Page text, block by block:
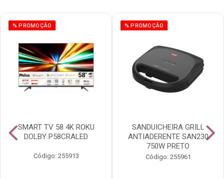
% PROMOÇÃO
SMART TV 58 4K ROKU
DOLBY P58CRALED
Código: 255913
% PROMOÇÃO
SANDUICHEIRA GRILL
ANTIADERENTE SAN230
750W PRETO
Código: 255961